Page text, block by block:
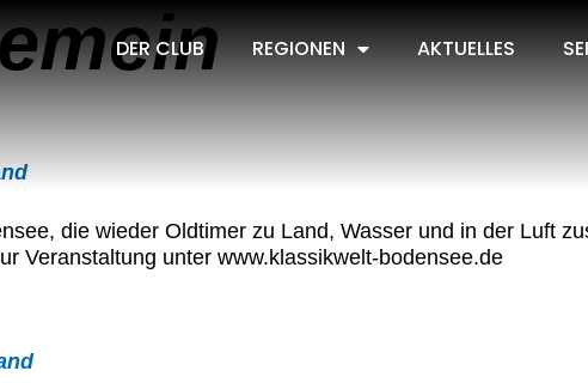
DER CLUB REGIONEN AKTUELLES
die wieder Oldtimer zu Land, Wasser und in der Luft
Veranstaltung unter www.klassikwelt-bodensee.de